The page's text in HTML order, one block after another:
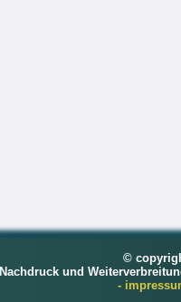
©
Nachdruck und
-